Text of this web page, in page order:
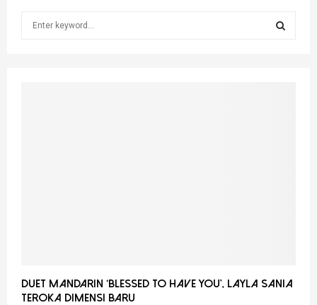
Duet Mandarin ‘Blessed To Have You’, Layla Sania
Teroka Dimensi Baru